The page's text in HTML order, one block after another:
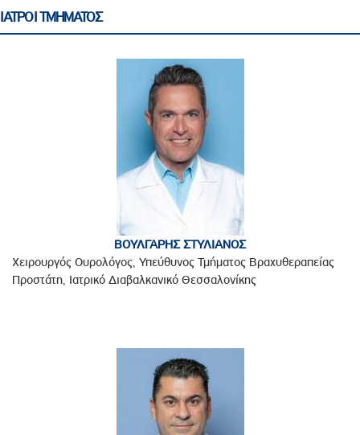
ΙΑΤΡΟΙ ΤΜΗΜΑΤΟΣ
ΒΟΥΛΓΑΡΗΣ ΣΤΥΛΙΑΝΟΣ
Χειρουργός Ουρολόγος, Υπεύθυνος Τμήματος Βραχυθεραπείας
Προστάτη, Ιατρικό Διαβαλκανικό Θεσσαλονίκης